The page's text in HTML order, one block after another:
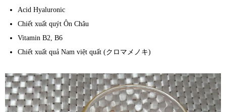
Acid Hyaluronic
Chiết xuất quýt Ôn Châu
Vitamin B2, B6
Chiết xuất quả Nam việt quất (クロマメノキ)